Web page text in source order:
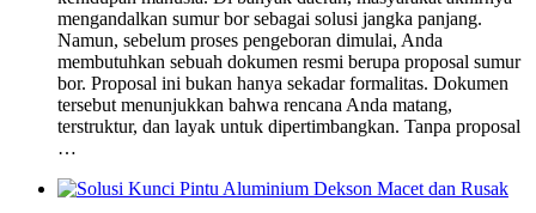
mengandalkan sumur bor sebagai solusi jangka panjang.
Namun, sebelum proses pengeboran dimulai, Anda
membutuhkan sebuah dokumen resmi berupa proposal sumur
bor. Proposal ini bukan hanya sekadar formalitas. Dokumen
tersebut menunjukkan bahwa rencana Anda matang,
terstruktur, dan layak untuk dipertimbangkan. Tanpa proposal
…